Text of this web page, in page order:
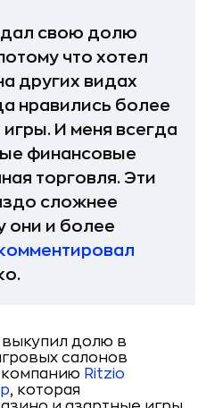
свою долю
что хотел
других видах
нравились более
И меня всегда
финансовые
торговля. Эти
сложнее
они и более
долю в
салонов
компанию Ritzio
, которая